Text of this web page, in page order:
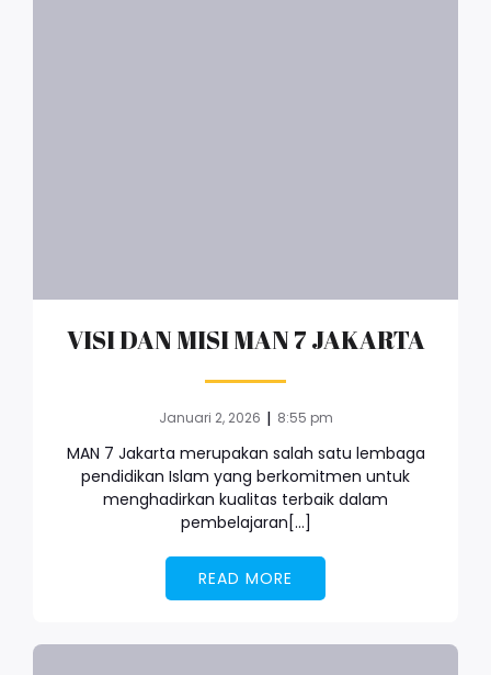
VISI DAN MISI MAN 7 JAKARTA
Januari 2, 2026 | 8:55 pm
MAN 7 Jakarta merupakan salah satu lembaga
pendidikan Islam yang berkomitmen untuk
menghadirkan kualitas terbaik dalam
pembelajaran[…]
READ MORE